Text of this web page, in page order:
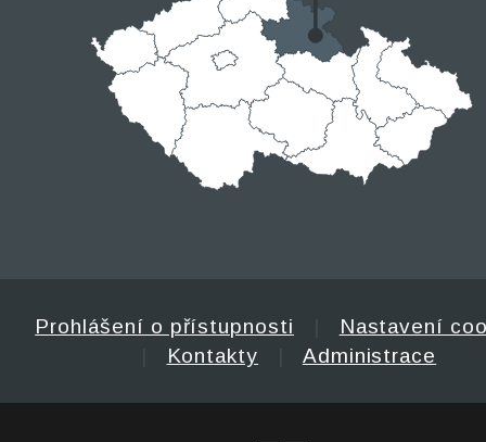
Prohlášení o přístupnosti
Nastavení
Kontakty Administrace